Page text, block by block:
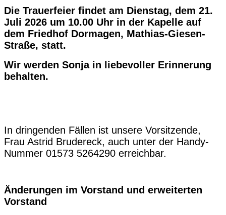
Die Trauerfeier findet am Dienstag, dem 21.
Juli 2026 um 10.00 Uhr in der Kapelle auf
dem Friedhof Dormagen, Mathias-Giesen-
Straße, statt.
Wir werden Sonja in liebevoller Erinnerung
behalten.
In dringenden Fällen ist unsere Vorsitzende,
Frau Astrid Brudereck, auch unter der Handy-
Nummer 01573 5264290 erreichbar.
Änderungen im Vorstand und erweiterten
Vorstand